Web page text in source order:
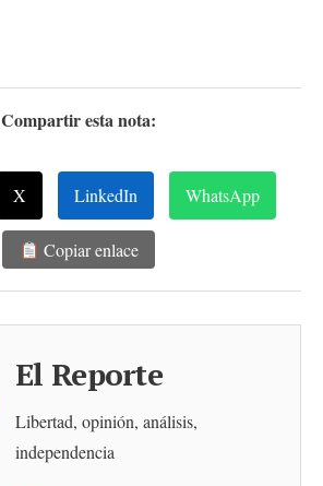
Compartir esta nota:
X LinkedIn WhatsApp
Copiar enlace
El Reporte
Libertad, opinión, análisis,
independencia